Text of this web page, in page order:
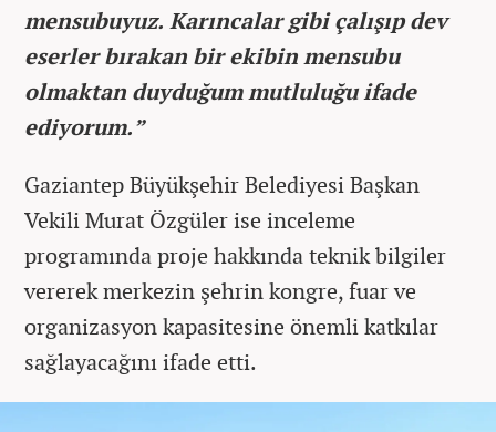
mensubuyuz. Karıncalar gibi çalışıp dev
eserler bırakan bir ekibin mensubu
olmaktan duyduğum mutluluğu ifade
ediyorum.”
Gaziantep Büyükşehir Belediyesi Başkan
Vekili Murat Özgüler ise inceleme
programında proje hakkında teknik bilgiler
vererek merkezin şehrin kongre, fuar ve
organizasyon kapasitesine önemli katkılar
sağlayacağını ifade etti.